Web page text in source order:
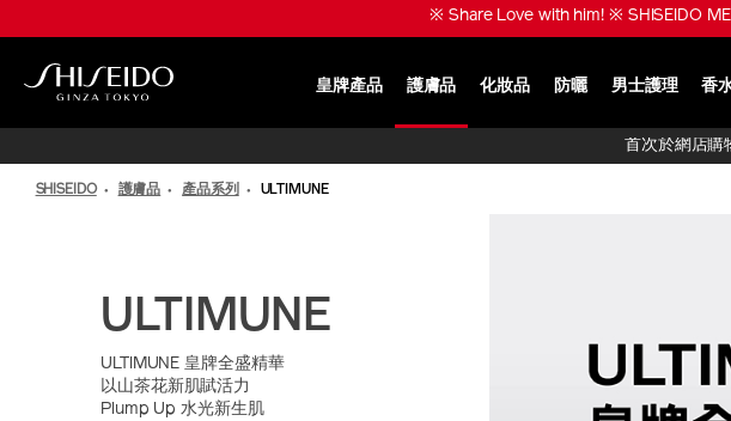
至
※ Share Love with him! ※ SHISEIDO
皇牌產品 護膚品 化妝品 防曬 男士護理 香
首次於網店購
SHISEIDO 護膚品 產品系列 ULTIMUNE
ULTIMUNE
ULTIMUNE 皇牌全盛精華
以山茶花新肌賦活力
Plump Up 水光新生肌